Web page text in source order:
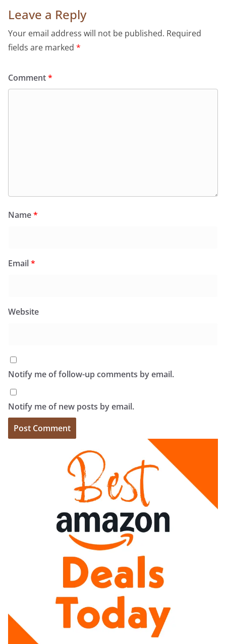
Leave a Reply
Your email address will not be published. Required
fields are marked *
Comment*
Name*
Email*
Website
Notify me of follow-up comments by email.
Notify me of new posts by email.